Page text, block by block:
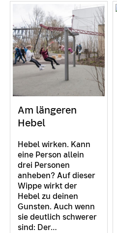
Am längeren
Hebel
Hebel wirken. Kann
eine Person allein
drei Personen
anheben? Auf dieser
Wippe wirkt der
Hebel zu deinen
Gunsten. Auch wenn
sie deutlich schwerer
sind: Der…